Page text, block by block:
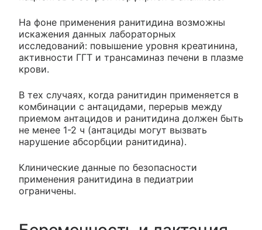
На фоне применения ранитидина возможны
искажения данных лабораторных
исследований: повышение уровня креатинина,
активности ГГТ и трансаминаз печени в плазме
крови.
В тех случаях, когда ранитидин применяется в
комбинации с антацидами, перерыв между
приемом антацидов и ранитидина должен быть
не менее 1-2 ч (антациды могут вызвать
нарушение абсорбции ранитидина).
Клинические данные по безопасности
применения ранитидина в педиатрии
ограничены.